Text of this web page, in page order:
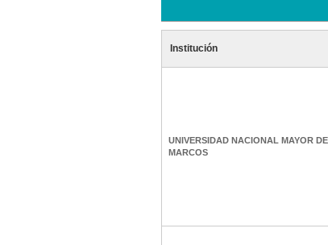
Institución
UNIVERSIDAD NACIONAL MAYOR
MARCOS